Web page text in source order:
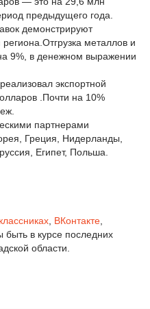
предыдущего года.
демонстрируют
металлов и
9%, в денежном выражении
экспортной
.Почти на 10%
партнерами
Греция, Нидерланды,
Египет, Польша.
ВКонтакте
быть в курсе последних
области.